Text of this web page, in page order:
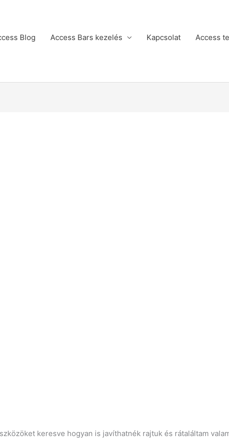
Blog Access Bars kezelés Kapcsolat Access
keresve hogyan is javíthatnék rajtuk és rátaláltam